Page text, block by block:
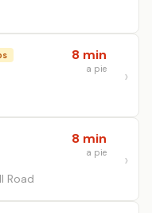
8 min
a pie
Road
8 min
a pie